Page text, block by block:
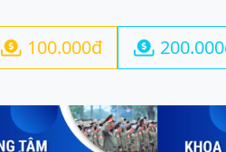
 100.000đ 